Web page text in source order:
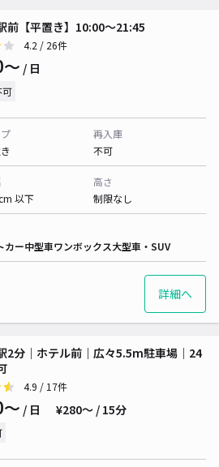
前【平置き】10:00～21:45
4.2 / 26件
/ 日
可
再入庫
不可
以下
高さ
制限なし
カー中型車ワンボックス大型車・SUV
詳細へ
2分｜ホテル前｜広々5.5m駐車場｜24
4.9 / 17件
/ 日 ¥280〜 / 15分